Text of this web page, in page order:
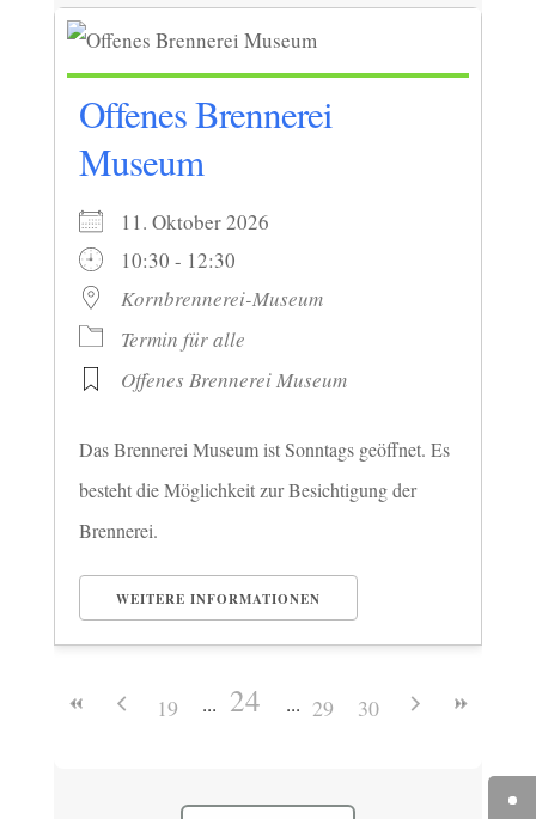
Offenes Brennerei
Museum
11. Oktober 2026
10:30 - 12:30
Kornbrennerei-Museum
Termin für alle
Offenes Brennerei Museum
Das Brennerei Museum ist Sonntags geöffnet. Es
besteht die Möglichkeit zur Besichtigung der
Brennerei.
WEITERE INFORMATIONEN
19 24 29 30